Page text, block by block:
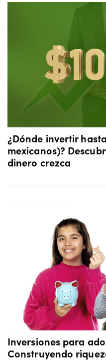
¿Dónde invertir
mexicanos)?
dinero crezca
Inversiones para
Construyendo